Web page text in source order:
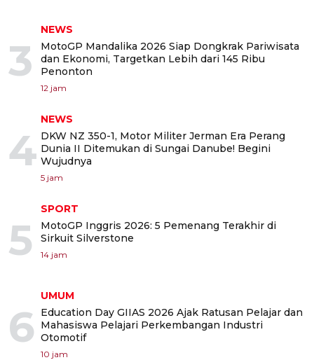
3
NEWS
MotoGP Mandalika 2026 Siap Dongkrak Pariwisata
dan Ekonomi, Targetkan Lebih dari 145 Ribu
Penonton
12 jam
4
NEWS
DKW NZ 350-1, Motor Militer Jerman Era Perang
Dunia II Ditemukan di Sungai Danube! Begini
Wujudnya
5 jam
5
SPORT
MotoGP Inggris 2026: 5 Pemenang Terakhir di
Sirkuit Silverstone
14 jam
6
UMUM
Education Day GIIAS 2026 Ajak Ratusan Pelajar dan
Mahasiswa Pelajari Perkembangan Industri
Otomotif
10 jam